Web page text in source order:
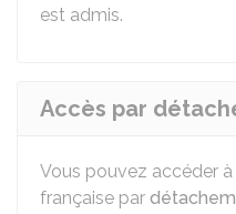
est admis.
Accès par
Vous pouvez accéder
française par